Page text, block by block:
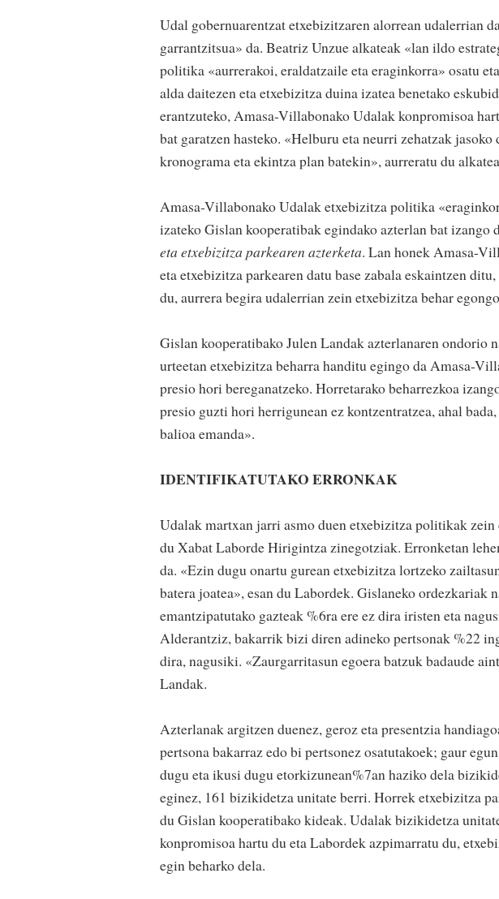
Udal gobernuarentzat etxebizitzaren alorrean udalerrian
garrantzitsua» da. Beatriz Unzue alkateak «lan ildo
politika «aurrerakoi, eraldatzaile eta eraginkorra» osatu
alda daitezen eta etxebizitza duina izatea benetako
erantzuteko, Amasa-Villabonako Udalak konpromisoa
bat garatzen hasteko. «Helburu eta neurri zehatzak
kronograma eta ekintza plan batekin», aurreratu du
Amasa-Villabonako Udalak etxebizitza politika
izateko Gislan kooperatibak egindako azterlan bat izango
eta etxebizitza parkearen azterketa. Lan honek Amasa-
eta etxebizitza parkearen datu base zabala eskaintzen
du, aurrera begira udalerrian zein etxebizitza behar
Gislan kooperatibako Julen Landak azterlanaren ondorio
urteetan etxebizitza beharra handitu egingo da Amasa-
presio hori bereganatzeko. Horretarako beharrezkoa
presio guzti hori herrigunean ez kontzentratzea, ahal
balioa emanda».
IDENTIFIKATUTAKO ERRONKAK
Udalak martxan jarri asmo duen etxebizitza politikak
du Xabat Laborde Hirigintza zinegotziak. Erronketan
da. «Ezin dugu onartu gurean etxebizitza lortzeko
batera joatea», esan du Labordek. Gislaneko ordezkariak
emantzipatutako gazteak %6ra ere ez dira iristen eta
Alderantziz, bakarrik bizi diren adineko pertsonak %22
dira, nagusiki. «Zaurgarritasun egoera batzuk badaude
Landak.
Azterlanak argitzen duenez, geroz eta presentzia
pertsona bakarraz edo bi pertsonez osatutakoek; gaur
dugu eta ikusi dugu etorkizunean%7an haziko dela
eginez, 161 bizikidetza unitate berri. Horrek etxebizitza
du Gislan kooperatibako kideak. Udalak bizikidetza
konpromisoa hartu du eta Labordek azpimarratu du,
egin beharko dela.